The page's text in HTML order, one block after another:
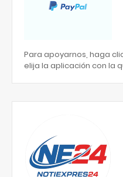
Para apoyarnos, haga
elija la aplicación con la